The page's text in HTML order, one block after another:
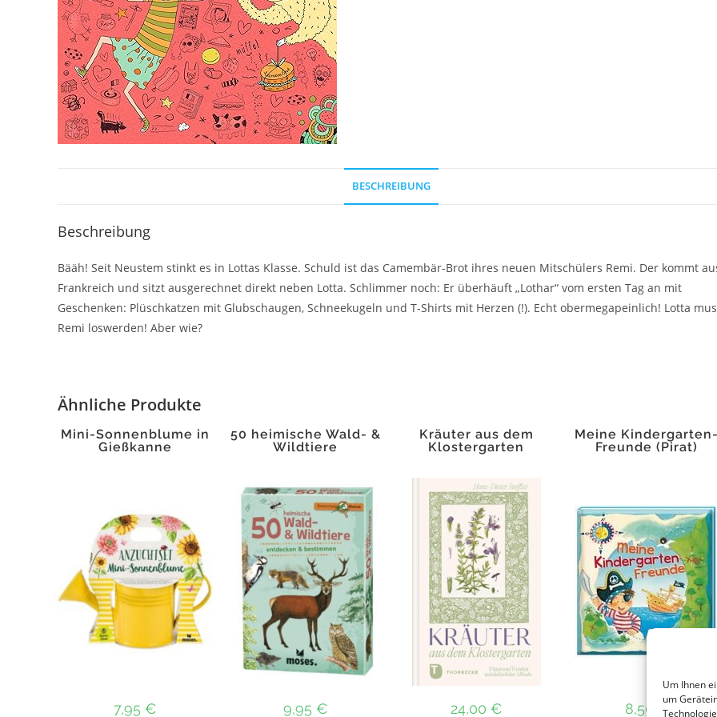
Um Ihnen
um
BESCHREIBUNG
Beschreibung
Bääh! Seit Neustem stinkt es in Lottas Klasse. Schuld ist das Camembär-Brot ihres neuen Mitschülers Remi. Der kommt
Frankreich und sitzt ausgerechnet direkt neben Lotta. Schlimmer noch: Er überhäuft „Lothar“ vom ersten Tag an mit
Geschenken: Plüschkatzen mit Glubschaugen, Schneekugeln und T-Shirts mit Herzen (!). Echt obermegapeinlich! Lotta
Remi loswerden! Aber wie?
Ähnliche Produkte
Mini-Sonnenblume in
Gießkanne
7,95 €
50 heimische Wald- &
Wildtiere
9,95 €
Kräuter aus dem
Klostergarten
24,00 €
Meine
Freunde (Pirat)
8,50 €